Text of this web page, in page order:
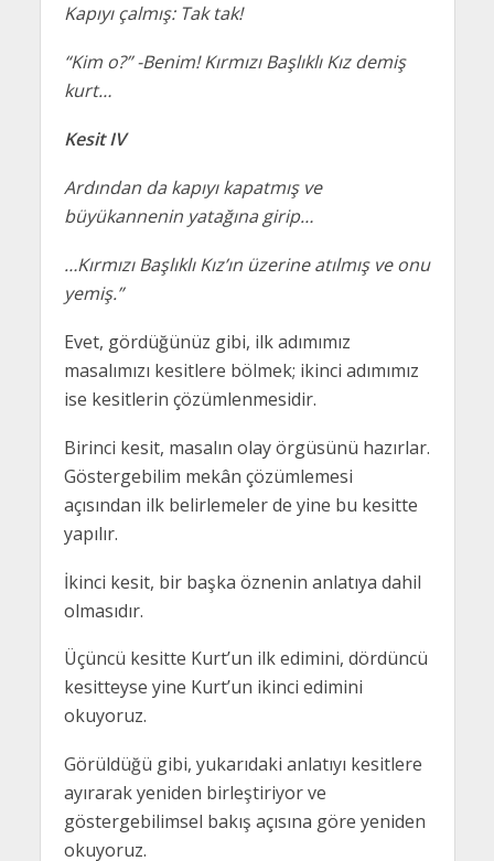
Kapıyı çalmış: Tak tak!
“Kim o?” -Benim! Kırmızı Başlıklı Kız demiş
kurt…
Kesit IV
Ardından da kapıyı kapatmış ve
büyükannenin yatağına girip…
…Kırmızı Başlıklı Kız’ın üzerine atılmış ve onu
yemiş.”
Evet, gördüğünüz gibi, ilk adımımız
masalımızı kesitlere bölmek; ikinci adımımız
ise kesitlerin çözümlenmesidir.
Birinci kesit, masalın olay örgüsünü hazırlar.
Göstergebilim mekân çözümlemesi
açısından ilk belirlemeler de yine bu kesitte
yapılır.
İkinci kesit, bir başka öznenin anlatıya dahil
olmasıdır.
Üçüncü kesitte Kurt’un ilk edimini, dördüncü
kesitteyse yine Kurt’un ikinci edimini
okuyoruz.
Görüldüğü gibi, yukarıdaki anlatıyı kesitlere
ayırarak yeniden birleştiriyor ve
göstergebilimsel bakış açısına göre yeniden
okuyoruz.